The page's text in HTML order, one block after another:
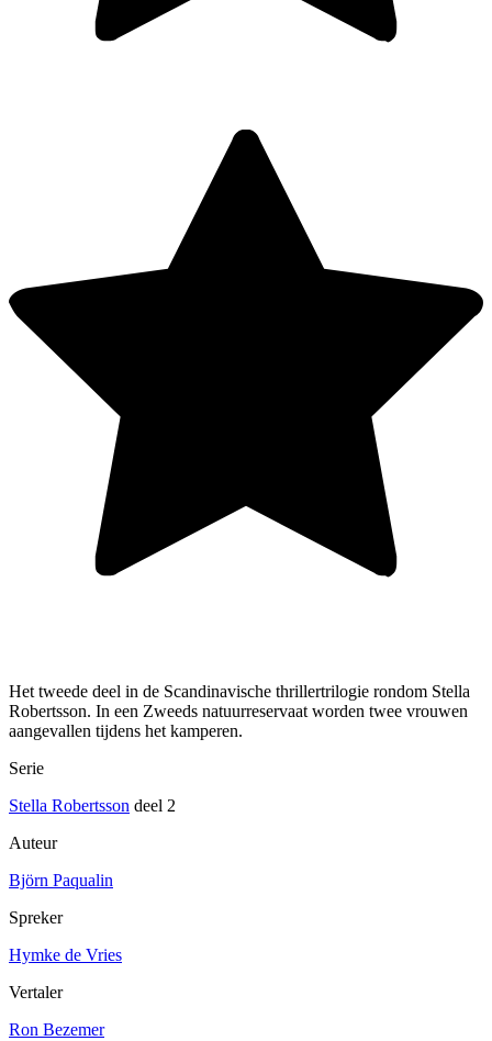
Het tweede deel in de Scandinavische thrillertrilogie rondom Stella
Robertsson. In een Zweeds natuurreservaat worden twee vrouwen
aangevallen tijdens het kamperen.
Serie
Stella Robertsson deel 2
Auteur
Björn Paqualin
Spreker
Hymke de Vries
Vertaler
Ron Bezemer